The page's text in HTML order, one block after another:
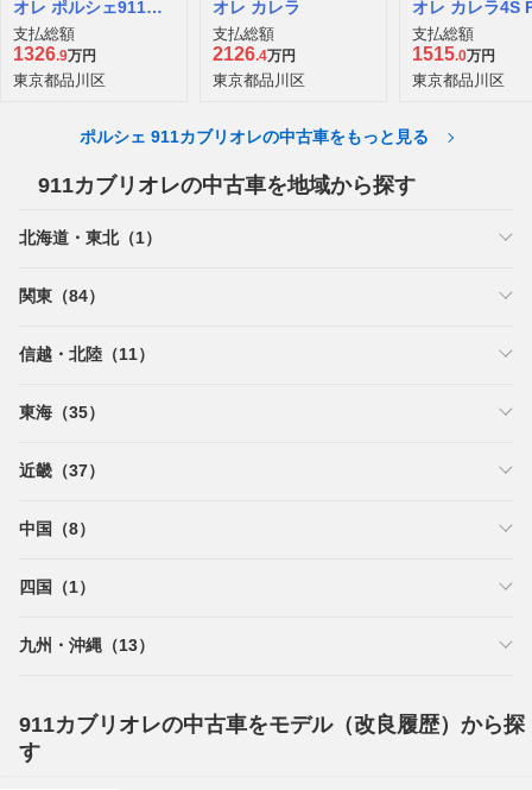
オレ ポルシェ911カ
レラ2 Tip.D車
支払総額
1326.9万円
東京都品川区
オレ カレラ
支払総額
2126.4万円
東京都品川区
オレ カレラ4S
支払総額
1515.0万円
東京都品川区
ポルシェ 911カブリオレの中古車をもっと見る
911カブリオレの中古車を地域から探す
北海道・東北（1）
関東（84）
信越・北陸（11）
東海（35）
近畿（37）
中国（8）
四国（1）
九州・沖縄（13）
911カブリオレの中古車をモデル（改良履歴）から探
す